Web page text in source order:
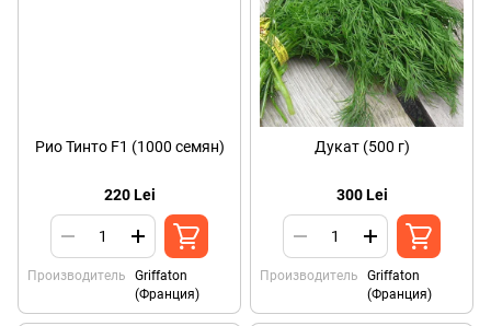
Рио Тинто F1 (1000 семян)
220 Lei
Производитель
Griffaton
(Франция)
Дукат (500 г)
300 Lei
Производитель
Griffaton
(Франция)